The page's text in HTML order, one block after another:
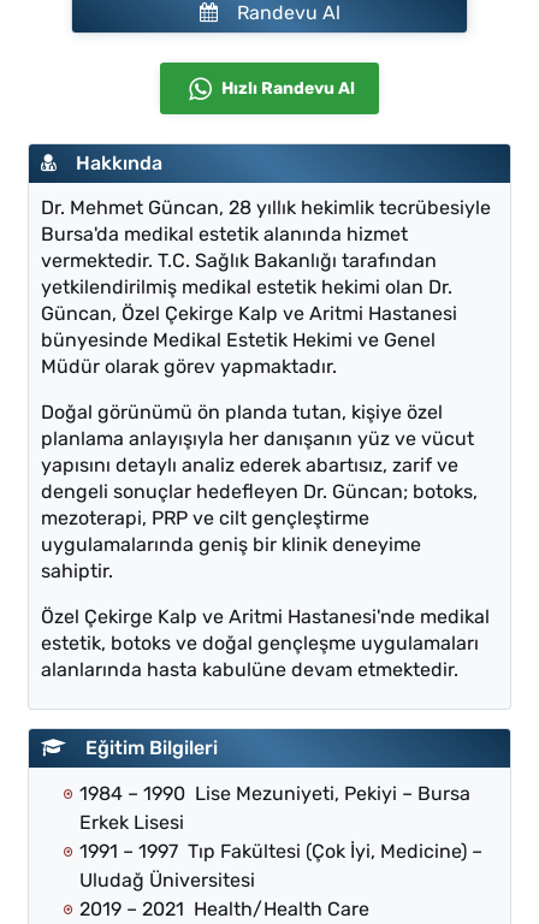
Randevu Al
Hızlı Randevu Al
Hakkında
Dr. Mehmet Güncan, 28 yıllık hekimlik tecrübesiyle
Bursa'da medikal estetik alanında hizmet
vermektedir. T.C. Sağlık Bakanlığı tarafından
yetkilendirilmiş medikal estetik hekimi olan Dr.
Güncan, Özel Çekirge Kalp ve Aritmi Hastanesi
bünyesinde Medikal Estetik Hekimi ve Genel
Müdür olarak görev yapmaktadır.
Doğal görünümü ön planda tutan, kişiye özel
planlama anlayışıyla her danışanın yüz ve vücut
yapısını detaylı analiz ederek abartısız, zarif ve
dengeli sonuçlar hedefleyen Dr. Güncan; botoks,
mezoterapi, PRP ve cilt gençleştirme
uygulamalarında geniş bir klinik deneyime
sahiptir.
Özel Çekirge Kalp ve Aritmi Hastanesi'nde medikal
estetik, botoks ve doğal gençleşme uygulamaları
alanlarında hasta kabulüne devam etmektedir.
Eğitim Bilgileri
1984 – 1990 Lise Mezuniyeti, Pekiyi – Bursa
Erkek Lisesi
1991 – 1997 Tıp Fakültesi (Çok İyi, Medicine) –
Uludağ Üniversitesi
2019 – 2021 Health/Health Care